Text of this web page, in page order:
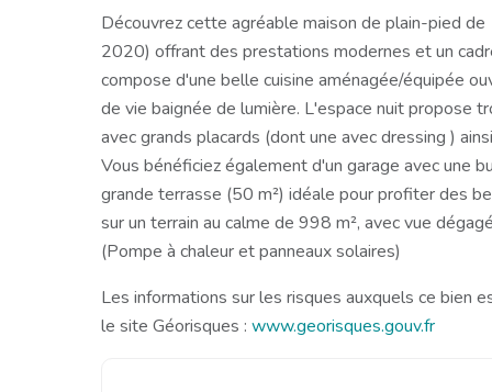
Découvrez cette agréable maison de plain-pied
2020) offrant des prestations modernes et un
compose d'une belle cuisine aménagée/équipée
de vie baignée de lumière. L'espace nuit propose
avec grands placards (dont une avec dressing )
Vous bénéficiez également d'un garage avec une
grande terrasse (50 m²) idéale pour profiter des
sur un terrain au calme de 998 m², avec vue
(Pompe à chaleur et panneaux solaires)
Les informations sur les risques auxquels ce bien
le site Géorisques : www.georisques.gouv.fr